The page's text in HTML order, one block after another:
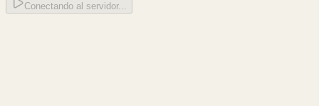
Conectando al servidor...